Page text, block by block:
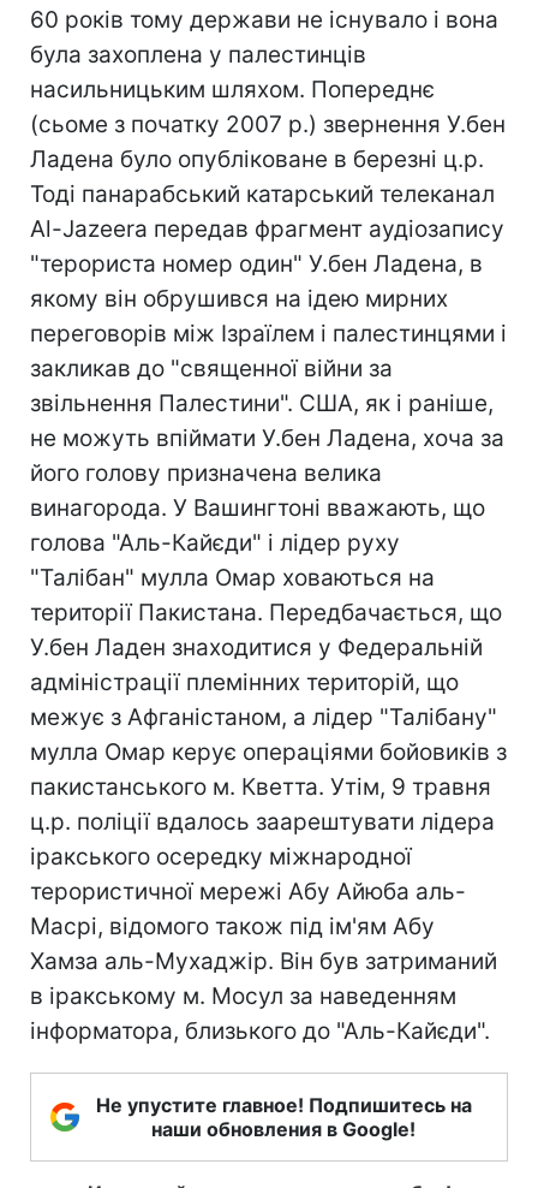
60 років тому держави не існувало і вона
була захоплена у палестинців
насильницьким шляхом. Попереднє
(сьоме з початку 2007 р.) звернення У.бен
Ладена було опубліковане в березні ц.р.
Тоді панарабський катарський телеканал
Al-Jazeera передав фрагмент аудіозапису
"терориста номер один" У.бен Ладена, в
якому він обрушився на ідею мирних
переговорів між Ізраїлем і палестинцями і
закликав до "священної війни за
звільнення Палестини". США, як і раніше,
не можуть впіймати У.бен Ладена, хоча за
його голову призначена велика
винагорода. У Вашингтоні вважають, що
голова "Аль-Кайєди" і лідер руху
"Талібан" мулла Омар ховаються на
території Пакистана. Передбачається, що
У.бен Ладен знаходитися у Федеральній
адміністрації племінних територій, що
межує з Афганістаном, а лідер "Талібану"
мулла Омар керує операціями бойовиків з
пакистанського м. Кветта. Утім, 9 травня
ц.р. поліції вдалось заарештувати лідера
іракського осередку міжнародної
терористичної мережі Абу Айюба аль-
Масрі, відомого також під ім'ям Абу
Хамза аль-Мухаджір. Він був затриманий
в іракському м. Мосул за наведенням
інформатора, близького до "Аль-Кайєди".
Не упустите главное! Подпишитесь на
наши обновления в Google!